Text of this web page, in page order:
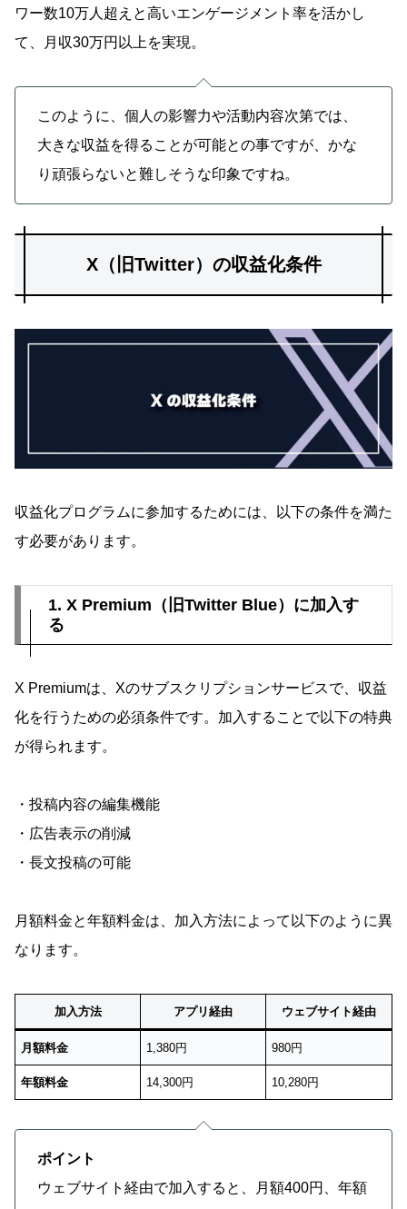
ワー数10万人超えと高いエンゲージメント率を活かし
て、月収30万円以上を実現。
このように、個人の影響力や活動内容次第では、
大きな収益を得ることが可能との事ですが、かな
り頑張らないと難しそうな印象ですね。
X（旧Twitter）の収益化条件
収益化プログラムに参加するためには、以下の条件を満た
す必要があります。
1. X Premium（旧Twitter Blue）に加入す
る
X Premiumは、Xのサブスクリプションサービスで、収益
化を行うための必須条件です。加入することで以下の特典
が得られます。
・投稿内容の編集機能
・広告表示の削減
・長文投稿の可能
月額料金と年額料金は、加入方法によって以下のように異
なります。
加入方法 アプリ経由 ウェブサイト経由
月額料金 1,380円 980円
年額料金 14,300円 10,280円
ポイント
ウェブサイト経由で加入すると、月額400円、年額